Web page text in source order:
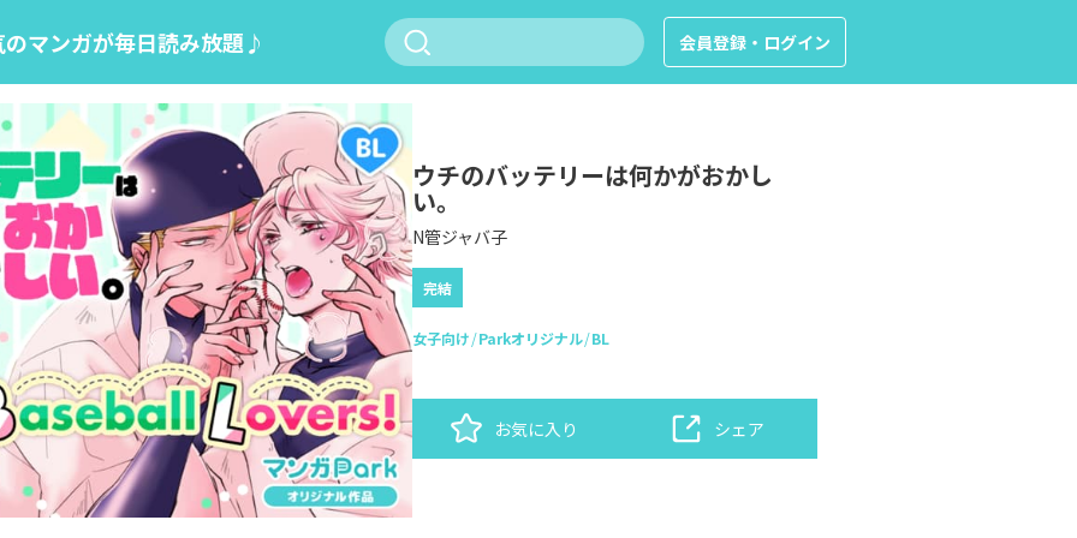
のマンガが毎日読み放題♪ 会員登録・ログイン
ウチのバッテリーは何かがおかし
い。
N管ジャバ子
完結
女子向け Parkオリジナル BL
お気に入り シェア